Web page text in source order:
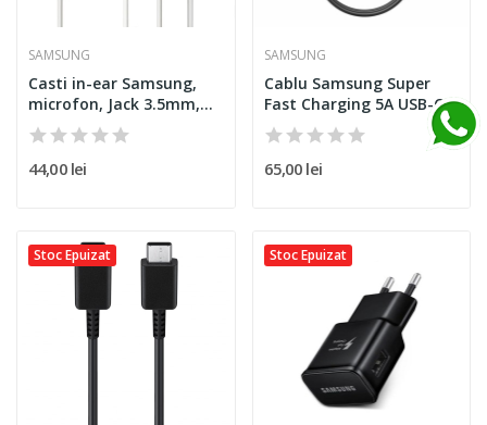
SAMSUNG
Casti in-ear Samsung,
microfon, Jack 3.5mm,...
44,00 lei
SAMSUNG
Cablu Samsung Super
Fast Charging 5A USB-C...
65,00 lei
Stoc Epuizat Stoc Epuizat